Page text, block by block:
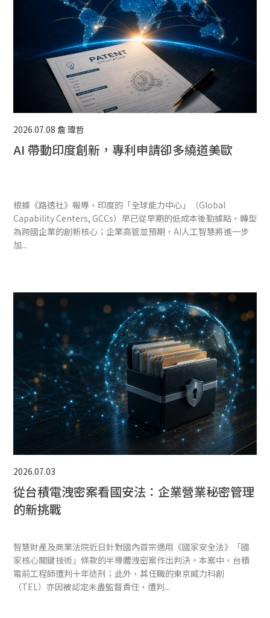
2026.07.08 詹 瑋哲
AI 帶動印度創新，專利申請卻多繞道美歐
根據《路透社》報導，印度的「全球能力中心」（Global
Capability Centers, GCCs）早已從早期的低成本後勤據點，轉型
為跨國企業的創新核心；企業高管並預期，AI人工智慧將進一步
加...
2026.07.03
從台積電洩密案看國安法：企業營業秘密管理
的新挑戰
智慧財產及商業法院近日針對國內首宗適用《國家安全法》「國
家核心關鍵技術」條款的半導體洩密案作出判決。本案中，台積
電前工程師遭判十年徒刑；此外，其任職的東京威力科創
（TEL）亦因被認定未盡監督責任，遭判...